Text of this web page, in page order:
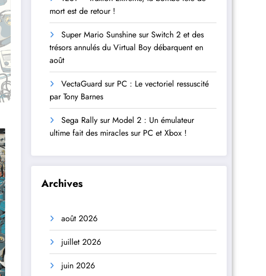
mort est de retour !
Super Mario Sunshine sur Switch 2 et des
trésors annulés du Virtual Boy débarquent en
août
VectaGuard sur PC : Le vectoriel ressuscité
par Tony Barnes
Sega Rally sur Model 2 : Un émulateur
ultime fait des miracles sur PC et Xbox !
Archives
août 2026
juillet 2026
juin 2026